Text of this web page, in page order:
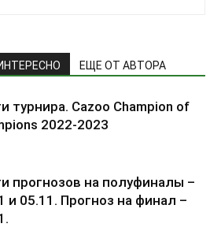
ЕЩЕ ОТ АВТОРА
турнира. Cazoo Champion of
2022-2023
прогнозов на полуфиналы –
и 05.11. Прогноз на финал –